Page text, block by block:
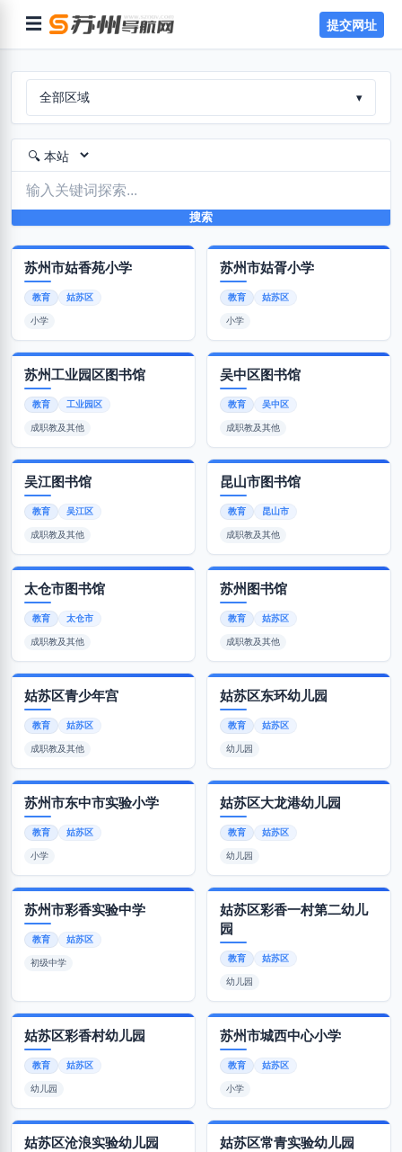
☰ 提交网址
全部区域 ▾
搜索
苏州市姑香苑小学
教育 姑苏区
小学
苏州市姑胥小学
教育 姑苏区
小学
苏州工业园区图书馆
教育 工业园区
成职教及其他
吴中区图书馆
教育 吴中区
成职教及其他
吴江图书馆
教育 吴江区
成职教及其他
昆山市图书馆
教育 昆山市
成职教及其他
太仓市图书馆
教育 太仓市
成职教及其他
苏州图书馆
教育 姑苏区
成职教及其他
姑苏区青少年宫
教育 姑苏区
成职教及其他
姑苏区东环幼儿园
教育 姑苏区
幼儿园
苏州市东中市实验小学
教育 姑苏区
小学
姑苏区大龙港幼儿园
教育 姑苏区
幼儿园
苏州市彩香实验中学
教育 姑苏区
初级中学
姑苏区彩香一村第二幼儿
园
教育 姑苏区
幼儿园
姑苏区彩香村幼儿园
教育 姑苏区
幼儿园
苏州市城西中心小学
教育 姑苏区
小学
姑苏区沧浪实验幼儿园 姑苏区常青实验幼儿园